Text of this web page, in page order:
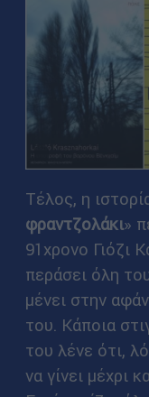
Τέλος, η
φραντζολάκι»
91χρονο Γιόζι
περάσει όλη
μένει στην
του. Κάποια
του λένε ότι,
να γίνει μέχρι